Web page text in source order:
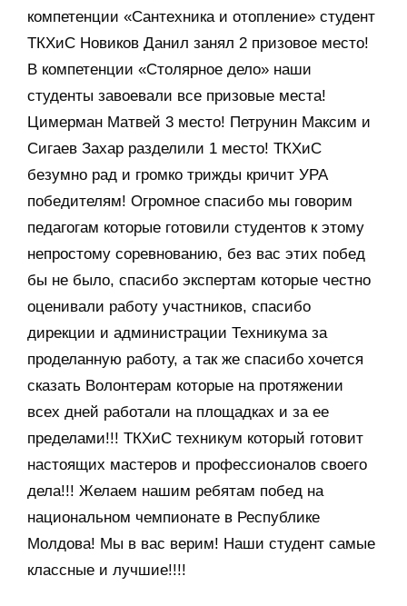
компетенции «Сантехника и отопление» студент
ТКХиС Новиков Данил занял 2 призовое место!
В компетенции «Столярное дело» наши
студенты завоевали все призовые места!
Цимерман Матвей 3 место! Петрунин Максим и
Сигаев Захар разделили 1 место! ТКХиС
безумно рад и громко трижды кричит УРА
победителям! Огромное спасибо мы говорим
педагогам которые готовили студентов к этому
непростому соревнованию, без вас этих побед
бы не было, спасибо экспертам которые честно
оценивали работу участников, спасибо
дирекции и администрации Техникума за
проделанную работу, а так же спасибо хочется
сказать Волонтерам которые на протяжении
всех дней работали на площадках и за ее
пределами!!! ТКХиС техникум который готовит
настоящих мастеров и профессионалов своего
дела!!! Желаем нашим ребятам побед на
национальном чемпионате в Республике
Молдова! Мы в вас верим! Наши студент самые
классные и лучшие!!!!